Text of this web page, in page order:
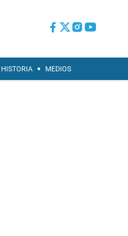
HISTORIA MEDIOS